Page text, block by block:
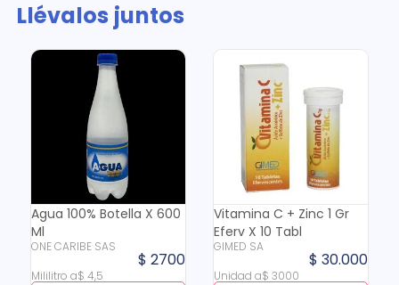
Llévalos juntos
Agua 100% Botella X 600
Ml
ONE CARIBE SAS
$ 2700
Mililitro a$ 4,5
Vitamina C + Zinc 1 Gr
Eferv X 10 Tabl
GIMED SA
$ 30.000
Unidad a$ 3000